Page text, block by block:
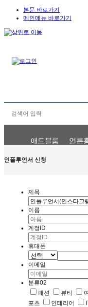
본문 바로가기
메인메뉴 바로가기
애드블룸 언론
문의신청
인플루언서 신청
제목
이름
계정ID
휴대폰
이메일
분류02
패션
뷰티
포츠
인테리어